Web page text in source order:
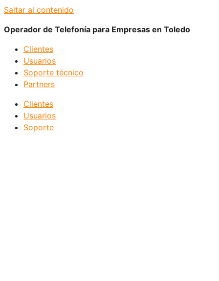
Saltar al contenido
Operador de Telefonía para Empresas en Toledo
Clientes
Usuarios
Soporte técnico
Partners
Clientes
Usuarios
Soporte